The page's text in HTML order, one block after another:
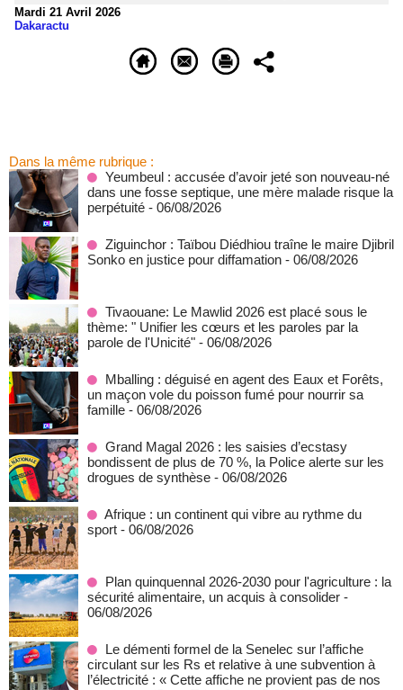
Mardi 21 Avril 2026
Dakaractu
Dans la même rubrique :
Yeumbeul : accusée d’avoir jeté son nouveau-né
dans une fosse septique, une mère malade risque la
perpétuité - 06/08/2026
Ziguinchor : Taïbou Diédhiou traîne le maire Djibril
Sonko en justice pour diffamation - 06/08/2026
Tivaouane: Le Mawlid 2026 est placé sous le
thème: " Unifier les cœurs et les paroles par la
parole de l'Unicité" - 06/08/2026
Mballing : déguisé en agent des Eaux et Forêts,
un maçon vole du poisson fumé pour nourrir sa
famille - 06/08/2026
Grand Magal 2026 : les saisies d’ecstasy
bondissent de plus de 70 %, la Police alerte sur les
drogues de synthèse - 06/08/2026
Afrique : un continent qui vibre au rythme du
sport - 06/08/2026
Plan quinquennal 2026-2030 pour l'agriculture : la
sécurité alimentaire, un acquis à consolider -
06/08/2026
Le démenti formel de la Senelec sur l’affiche
circulant sur les Rs et relative à une subvention à
l’électricité : « Cette affiche ne provient pas de nos